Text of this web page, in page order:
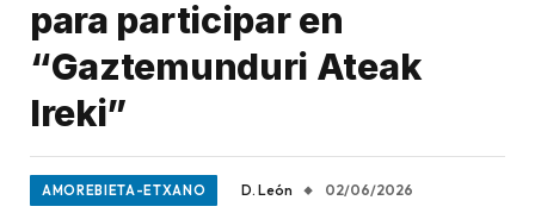
para participar en
“Gaztemunduri Ateak
Ireki”
AMOREBIETA-ETXANO D. León 02/06/2026